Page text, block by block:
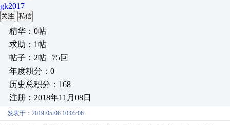
gk2017
关注 私信
精华：0帖
求助：1帖
帖子：2帖 | 75回
年度积分：0
历史总积分：168
注册：2018年11月08日
发表于：2019-05-06 10:05:06